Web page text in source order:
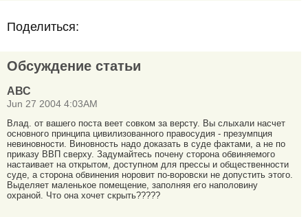
Поделиться:
Обсуждение статьи
АВС
Jun 27 2004 4:03AM
Влад. от вашего поста веет совком за версту. Вы слыхали насчет
основного принципа цивилизованного правосудия - презумпция
невиновности. Виновность надо доказать в суде фактами, а не по
приказу ВВП сверху. Задумайтесь почену сторона обвиняемого
настаивает на открытом, доступном для прессы и общественности
суде, а сторона обвинения норовит по-воровски не допустить этого.
Выделяет маленькое помещение, заполняя его наполовину
охраной. Что она хочет скрыть?????